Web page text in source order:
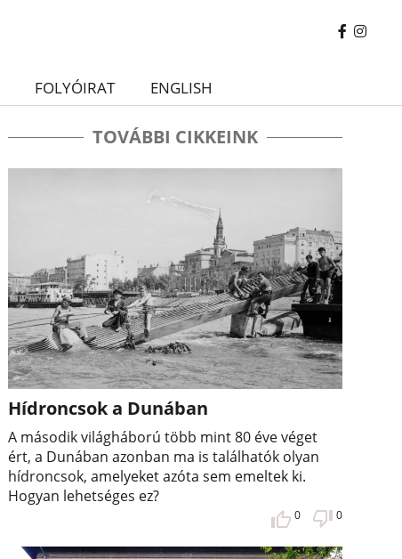
FOLYÓIRAT ENGLISH
TOVÁBBI CIKKEINK
Hídroncsok a Dunában
A második világháború több mint 80 éve véget
ért, a Dunában azonban ma is találhatók olyan
hídroncsok, amelyeket azóta sem emeltek ki.
Hogyan lehetséges ez?
0 0